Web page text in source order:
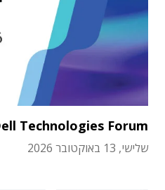
Technologies Forum
שלישי, 13 באוקטובר 2026